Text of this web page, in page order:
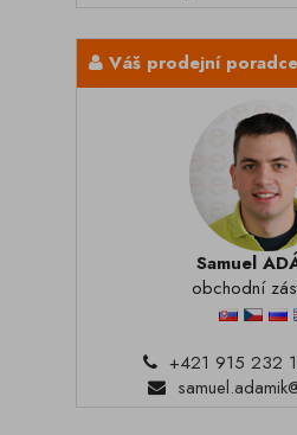
Váš prodejní poradce
Samuel
obchodní
+421 915 232